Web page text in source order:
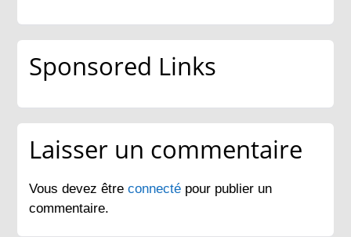
Sponsored Links
Laisser un commentaire
Vous devez êtreconnecté pour publier un
commentaire.